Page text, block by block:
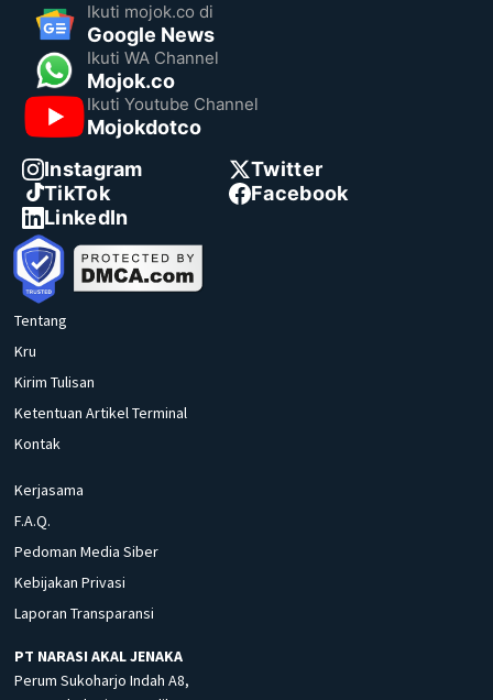
Ikuti mojok.co di
Google News
Ikuti WA Channel
Mojok.co
Ikuti Youtube Channel
Mojokdotco
Instagram
Twitter
TikTok
Facebook
LinkedIn
Tentang
Kru
Kirim Tulisan
Ketentuan Artikel Terminal
Kontak
Kerjasama
F.A.Q.
Pedoman Media Siber
Kebijakan Privasi
Laporan Transparansi
PT NARASI AKAL JENAKA
Perum Sukoharjo Indah A8,